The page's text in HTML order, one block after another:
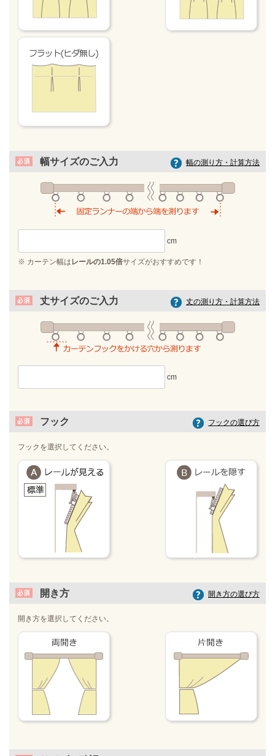
幅サイズのご入力 幅の測り方・計算方法
※ カーテン幅は レールの1.05倍サイズがおすすめです！
丈サイズのご入力 丈の測り方・計算方法
フック フックの選び方
フックを選択してください。
開き方 開き方の選び方
開き方を選択してください。